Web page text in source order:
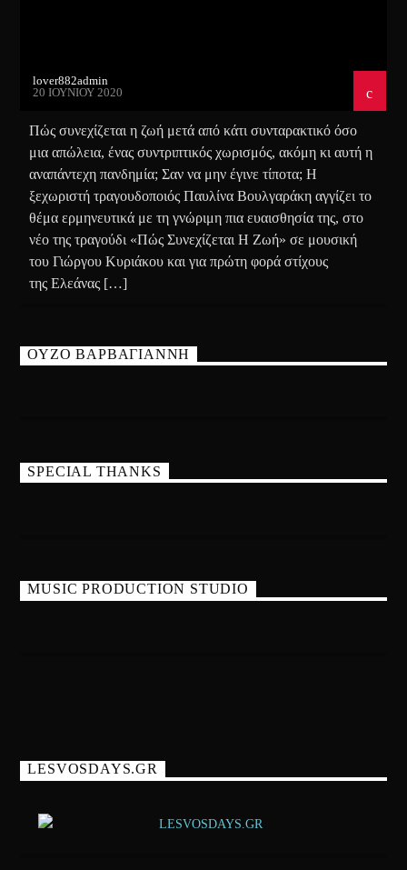
lover882admin
20 ΙΟΥΝΊΟΥ 2020
Πώς συνεχίζεται η ζωή μετά από κάτι συνταρακτικό όσο
μια απώλεια, ένας συντριπτικός χωρισμός, ακόμη κι αυτή η
αναπάντεχη πανδημία; Σαν να μην έγινε τίποτα; Η
ξεχωριστή τραγουδοποιός Παυλίνα Βουλγαράκη αγγίζει το
θέμα ερμηνευτικά με τη γνώριμη πια ευαισθησία της, στο
νέο της τραγούδι «Πώς Συνεχίζεται Η Ζωή» σε μουσική
του Γιώργου Κυριάκου και για πρώτη φορά στίχους
της Ελεάνας […]
ΟΥΖΟ ΒΑΡΒΑΓΙΑΝΝΗ
SPECIAL THANKS
MUSIC PRODUCTION STUDIO
LESVOSDAYS.GR